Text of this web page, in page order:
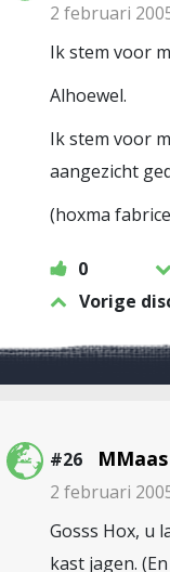
2 februari
Ik stem voor
Alhoewel.
Ik stem voor
aangezicht
(hoxma
0
Vorige
#26 MMaas
2 februari
Gosss Hox, u
kast jagen.